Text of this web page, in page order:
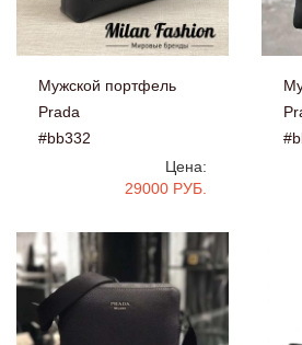
Мужской портфель
Prada
#bb332
Цена:
29000 РУБ.